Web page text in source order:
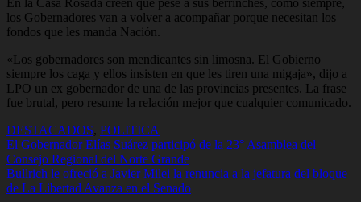
los Gobernadores van a volver a acompañar porque necesitan los
fondos que les manda Nación.
«Los gobernadores son mendicantes sin limosna. El Gobierno
siempre los caga y ellos insisten en que les tiren una migaja», dijo a
LPO un ex gobernador de una de las provincias presentes. La frase
fue brutal, pero resume la relación mejor que cualquier comunicado.
DESTACADOS, POLITICA
Navegación
de
entradas
El Gobernador Elías Suárez participó de la 23° Asamblea del
Consejo Regional del Norte Grande
Bullrich le ofreció a Javier Milei la renuncia a la jefatura del bloque
de La Libertad Avanza en el Senado